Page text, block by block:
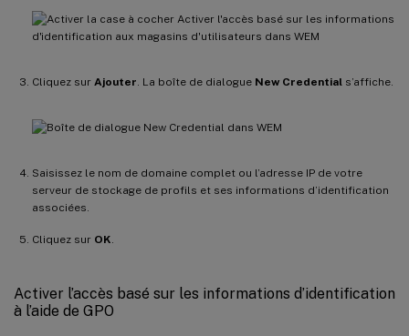
Cliquez sur Ajouter . La boîte de dialogue New Credential s’affiche.
Saisissez le nom de domaine complet ou l’adresse IP de votre
serveur de stockage de profils et ses informations d’identification
associées.
Cliquez sur OK
Activer l’accès basé sur les informations d’identification
à l’aide de GPO